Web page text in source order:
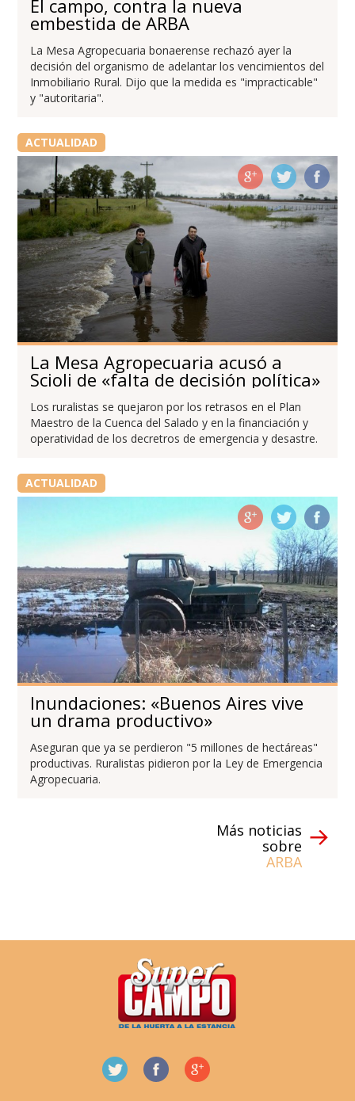
El campo, contra la nueva
embestida de ARBA
La Mesa Agropecuaria bonaerense rechazó ayer la
decisión del organismo de adelantar los vencimientos del
Inmobiliario Rural. Dijo que la medida es "impracticable"
y "autoritaria".
ACTUALIDAD
La Mesa Agropecuaria acusó a
Scioli de «falta de decisión política»
Los ruralistas se quejaron por los retrasos en el Plan
Maestro de la Cuenca del Salado y en la financiación y
operatividad de los decretros de emergencia y desastre.
ACTUALIDAD
Inundaciones: «Buenos Aires vive
un drama productivo»
Aseguran que ya se perdieron "5 millones de hectáreas"
productivas. Ruralistas pidieron por la Ley de Emergencia
Agropecuaria.
Más noticias
sobre
ARBA